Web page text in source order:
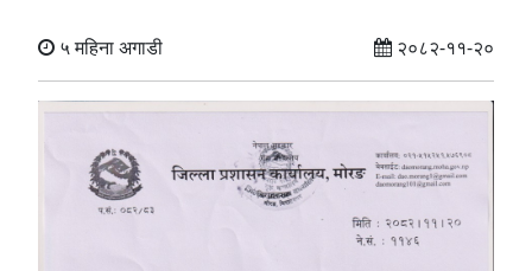
५ महिना अगाडी २०८२-११-२०